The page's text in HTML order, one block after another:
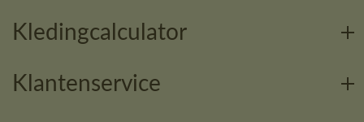
Kledingcalculator
Klantenservice